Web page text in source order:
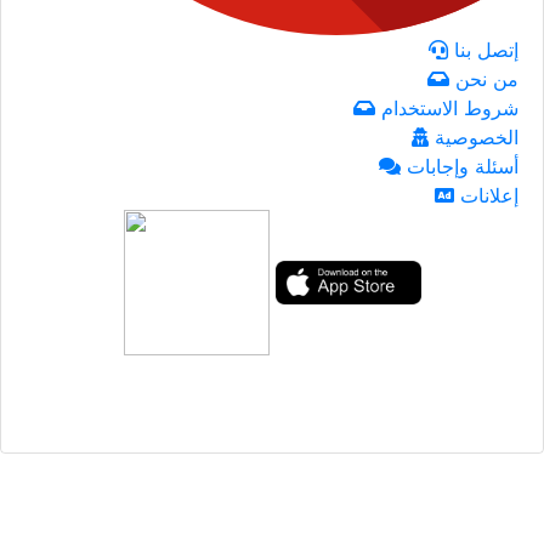
إتصل بنا
من نحن
شروط الاستخدام
الخصوصية
أسئلة وإجابات
إعلانات